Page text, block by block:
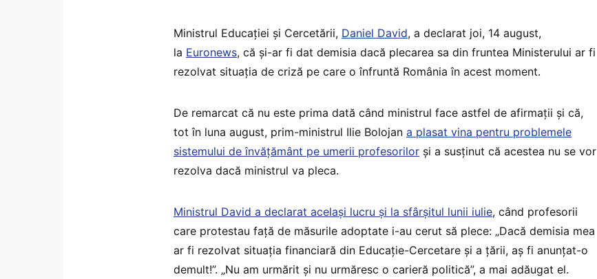
Ministrul Educației și Cercetării, Daniel David, a declarat joi, 14 august,
la Euronews, că și-ar fi dat demisia dacă plecarea sa din fruntea Ministerului ar fi
rezolvat situația de criză pe care o înfruntă România în acest moment.
De remarcat că nu este prima dată când ministrul face astfel de afirmații și că,
tot în luna august, prim-ministrul Ilie Bolojan a plasat vina pentru problemele
sistemului de învățământ pe umerii profesorilor și a susținut că acestea nu se vor
rezolva dacă ministrul va pleca.
Ministrul David a declarat același lucru și la sfârșitul lunii iulie, când profesorii
care protestau față de măsurile adoptate i-au cerut să plece: „Dacă demisia mea
ar fi rezolvat situația financiară din Educație-Cercetare și a țării, aș fi anunțat-o
demult!”. „Nu am urmărit și nu urmăresc o carieră politică”, a mai adăugat el.